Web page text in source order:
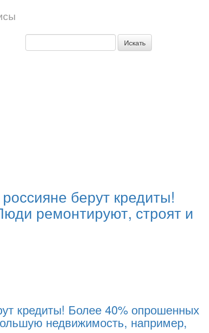
Искать
берут кредиты!
ремонтируют, строят и
кредиты! Более 40% опрошенных
недвижимость, например,